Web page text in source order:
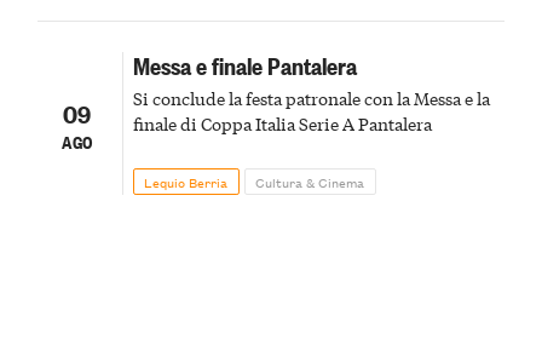
09
AGO
Messa e finale Pantalera
Si conclude la festa patronale con la Messa e la
finale di Coppa Italia Serie A Pantalera
Lequio Berria Cultura & Cinema